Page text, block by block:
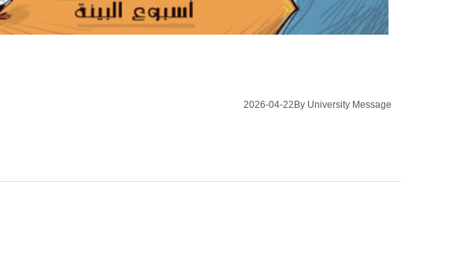
2026-04-22 By University Message